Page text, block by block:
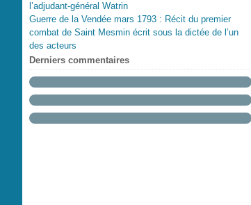
l’adjudant-général Watrin
Guerre de la Vendée mars 1793 : Récit du premier
combat de Saint Mesmin écrit sous la dictée de l’un
des acteurs
Derniers commentaires